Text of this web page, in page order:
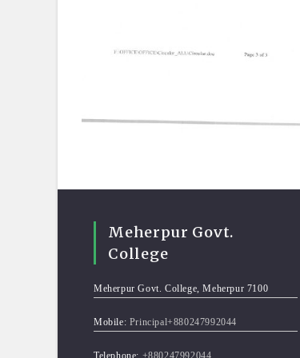
Meherpur Govt.
College
Meherpur Govt. College, Meherpur 7100
Mobile: Principal+880247992044
Telephone: +880247992044